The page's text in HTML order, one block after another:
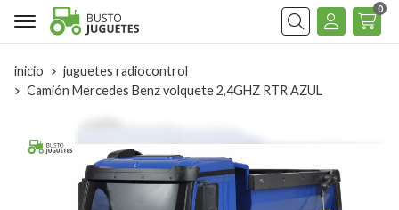
Buscar
0
inicio
juguetes radiocontrol
Camión Mercedes Benz volquete 2,4GHZ RTR AZUL